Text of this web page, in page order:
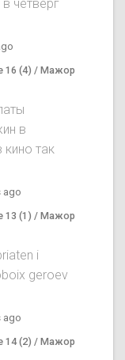
четверг
16 (4) / Мажор
в
кино так
ago
13 (1) / Мажор
i
geroev
ago
14 (2) / Мажор